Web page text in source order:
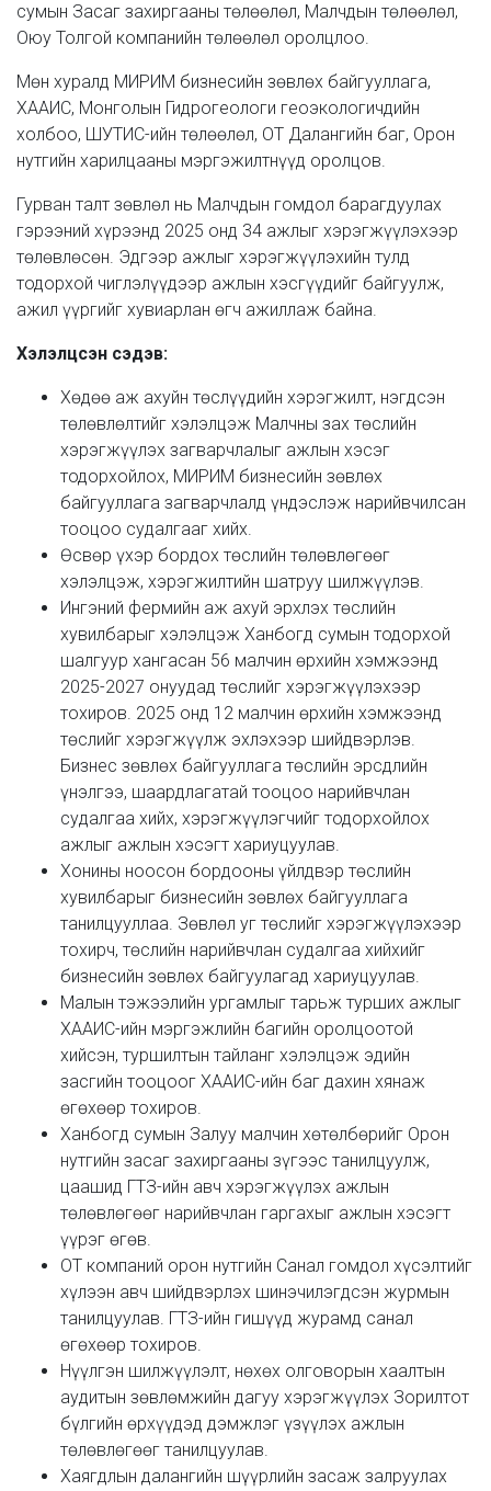
сумын Засаг захиргааны төлөөлөл, Малчдын төлөөлөл,
Оюу Толгой компанийн төлөөлөл оролцлоо.
Мөн хуралд МИРИМ бизнесийн зөвлөх байгууллага,
ХААИС, Монголын Гидрогеологи геоэкологичдийн
холбоо, ШУТИС-ийн төлөөлөл, ОТ Далангийн баг, Орон
нутгийн харилцааны мэргэжилтнүүд оролцов.
Гурван талт зөвлөл нь Малчдын гомдол барагдуулах
гэрээний хүрээнд 2025 онд 34 ажлыг хэрэгжүүлэхээр
төлөвлөсөн. Эдгээр ажлыг хэрэгжүүлэхийн тулд
тодорхой чиглэлүүдээр ажлын хэсгүүдийг байгуулж,
ажил үүргийг хувиарлан өгч ажиллаж байна.
Хэлэлцсэн сэдэв:
Хөдөө аж ахуйн төслүүдийн хэрэгжилт, нэгдсэн
төлөвлөлтийг хэлэлцэж Малчны зах төслийн
хэрэгжүүлэх загварчлалыг ажлын хэсэг
тодорхойлох, МИРИМ бизнесийн зөвлөх
байгууллага загварчлалд үндэслэж нарийвчилсан
тооцоо судалгааг хийх.
Өсвөр үхэр бордох төслийн төлөвлөгөөг
хэлэлцэж, хэрэгжилтийн шатруу шилжүүлэв.
Ингэний фермийн аж ахуй эрхлэх төслийн
хувилбарыг хэлэлцэж Ханбогд сумын тодорхой
шалгуур хангасан 56 малчин өрхийн хэмжээнд
2025-2027 онуудад төслийг хэрэгжүүлэхээр
тохиров. 2025 онд 12 малчин өрхийн хэмжээнд
төслийг хэрэгжүүлж эхлэхээр шийдвэрлэв.
Бизнес зөвлөх байгууллага төслийн эрсдлийн
үнэлгээ, шаардлагатай тооцоо нарийвчлан
судалгаа хийх, хэрэгжүүлэгчийг тодорхойлох
ажлыг ажлын хэсэгт хариуцуулав.
Хонины ноосон бордооны үйлдвэр төслийн
хувилбарыг бизнесийн зөвлөх байгууллага
танилцууллаа. Зөвлөл уг төслийг хэрэгжүүлэхээр
тохирч, төслийн нарийвчлан судалгаа хийхийг
бизнесийн зөвлөх байгуулагад хариуцуулав.
Малын тэжээлийн ургамлыг тарьж турших ажлыг
ХААИС-ийн мэргэжлийн багийн оролцоотой
хийсэн, туршилтын тайланг хэлэлцэж эдийн
засгийн тооцоог ХААИС-ийн баг дахин хянаж
өгөхөөр тохиров.
Ханбогд сумын Залуу малчин хөтөлбөрийг Орон
нутгийн засаг захиргааны зүгээс танилцуулж,
цаашид ГТЗ-ийн авч хэрэгжүүлэх ажлын
төлөвлөгөөг нарийвчлан гаргахыг ажлын хэсэгт
үүрэг өгөв.
ОТ компаний орон нутгийн Санал гомдол хүсэлтийг
хүлээн авч шийдвэрлэх шинэчилэгдсэн журмын
танилцуулав. ГТЗ-ийн гишүүд журамд санал
өгөхөөр тохиров.
Нүүлгэн шилжүүлэлт, нөхөх олговорын хаалтын
аудитын зөвлөмжийн дагуу хэрэгжүүлэх Зорилтот
бүлгийн өрхүүдэд дэмжлэг үзүүлэх ажлын
төлөвлөгөөг танилцуулав.
Хаягдлын далангийн шүүрлийн засаж залруулах